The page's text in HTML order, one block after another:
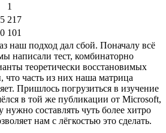
1
217
101
наш подход дал сбой. Поначалу всё
написали тест, комбинаторно
теоретически восстановимых
часть из них наша матрица
Пришлось погрузиться в изучение
в той же публикации от Microsoft,
нужно составлять чуть более хитро
нам с лёгкостью это сделать.